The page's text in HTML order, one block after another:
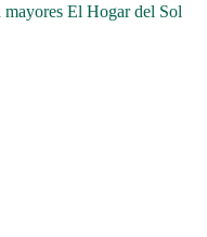
mayores El Hogar del Sol